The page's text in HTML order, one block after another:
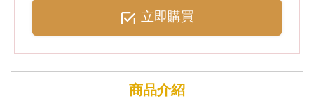
$300
伯爵茶餅(單盒裝) $250
$250
立即購買
商品介紹